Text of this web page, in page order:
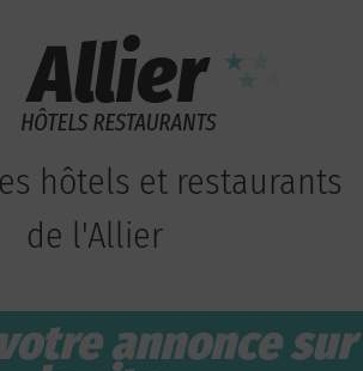
hôtels et restaurants
de l'Allier
annonce sur